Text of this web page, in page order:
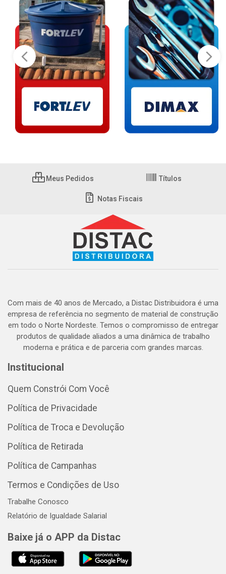
Meus Pedidos Títulos
Notas Fiscais
Com mais de 40 anos de Mercado, a Distac Distribuidora é uma
empresa de referência no segmento de material de construção
em todo o Norte Nordeste. Temos o compromisso de entregar
produtos de qualidade aliados a uma dinâmica de trabalho
moderna e prática e de parceria com grandes marcas.
Institucional
Quem Constrói Com Você
Política de Privacidade
Política de Troca e Devolução
Política de Retirada
Política de Campanhas
Termos e Condições de Uso
Trabalhe Conosco
Relatório de Igualdade Salarial
Baixe já o APP da Distac